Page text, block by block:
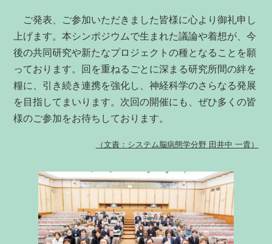
ご発表、ご参加いただきました皆様に心より御礼申し
上げます。本シンポジウムで生まれた議論や着想が、今
後の共同研究や新たなプロジェクトの種となることを願
っております。回を重ねるごとに深まる研究所間の絆を
糧に、引き続き連携を強化し、神経科学のさらなる発展
を目指してまいります。次回の開催にも、ぜひ多くの皆
様のご参加をお待ちしております。
（文責：システム脳病態学分野 田井中 一貴）